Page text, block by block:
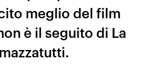
meglio del film
è il seguito di La